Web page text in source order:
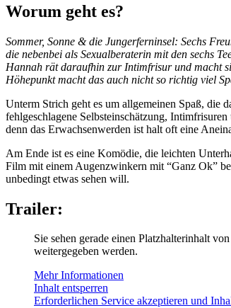
Worum geht es?
Sommer, Sonne & die Jungerferninsel: Sechs
die nebenbei als Sexualberaterin mit den sechs
Hannah rät daraufhin zur Intimfrisur und macht
Höhepunkt macht das auch nicht so richtig viel
Unterm Strich geht es um allgemeinen Spaß, die
fehlgeschlagene Selbsteinschätzung,
denn das Erwachsenwerden ist halt oft eine
Am Ende ist es eine Komödie, die leichten
Film mit einem Augenzwinkern mit “Ganz Ok”
unbedingt etwas sehen will.
Trailer:
Sie sehen gerade einen Platzhalterinhalt von
weitergegeben werden.
Mehr Informationen
Inhalt entsperren
Erforderlichen Service akzeptieren und